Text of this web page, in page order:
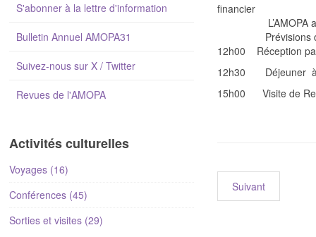
financier
L’AMOPA au
Prévisions
12h00 Réception
12h30 Déjeuner à
15h00 Visite de
Suivant
S'abonner à la lettre d'information
Bulletin Annuel AMOPA31
Suivez-nous sur X / Twitter
Revues de l'AMOPA
Activités culturelles
Voyages (16)
Conférences (45)
Sorties et visites (29)